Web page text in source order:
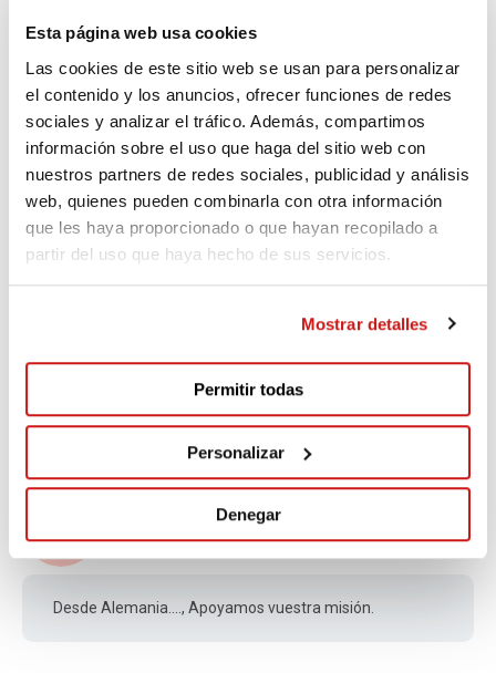
Esta página web usa cookies
Las cookies de este sitio web se usan para personalizar
el contenido y los anuncios, ofrecer funciones de redes
sociales y analizar el tráfico. Además, compartimos
información sobre el uso que haga del sitio web con
nuestros partners de redes sociales, publicidad y análisis
web, quienes pueden combinarla con otra información
que les haya proporcionado o que hayan recopilado a
partir del uso que haya hecho de sus servicios.
Mostrar detalles
Permitir todas
Personalizar
Denegar
Patri
Fa 2.100 dies
Cortarems la cadena !! Ánimo
Seguiu aixi, molts petons
Sandr i Josep
Fa 2.122 dies
Desde Alemania...., Apoyamos vuestra misión.